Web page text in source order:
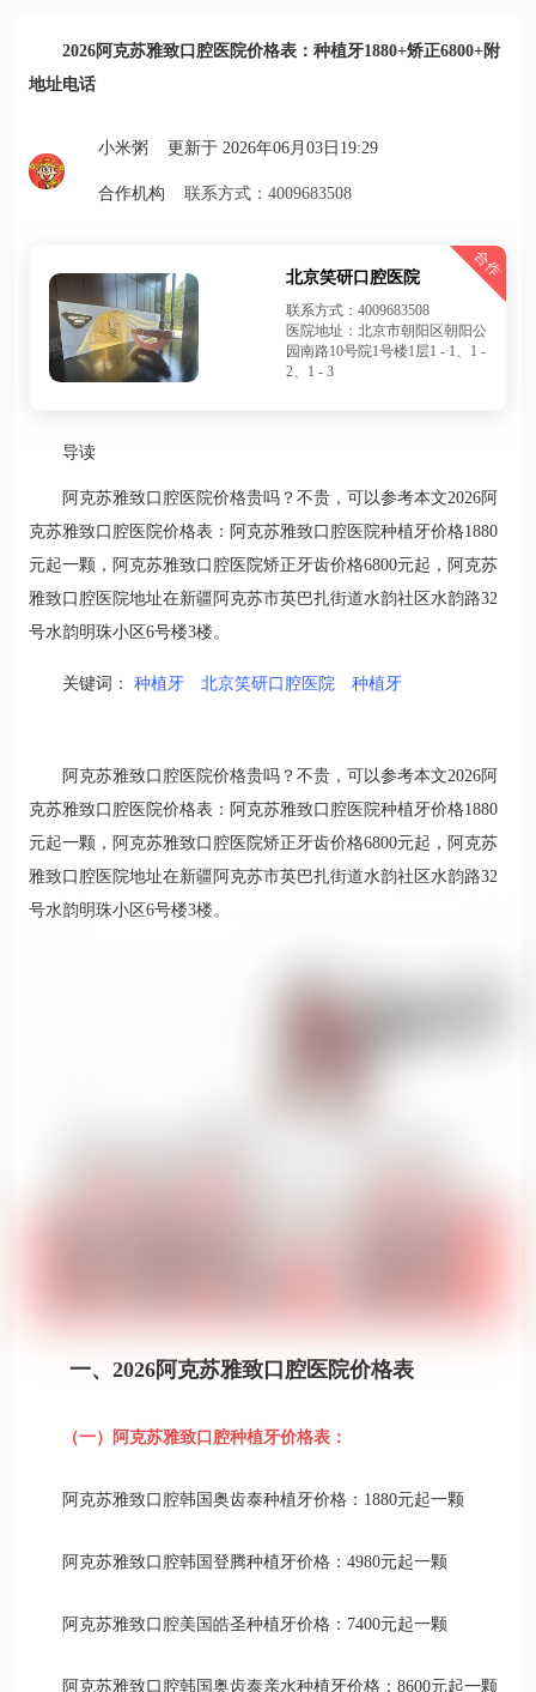
2026阿克苏雅致口腔医院价格表：种植牙1880+矫正6800+附
地址电话
小米粥 更新于 2026年06月03日19:29
合作机构 联系方式：4009683508
合作
北京笑研口腔医院
联系方式：4009683508
医院地址：北京市朝阳区朝阳公
园南路10号院1号楼1层1 - 1、1 -
2、1 - 3
导读
阿克苏雅致口腔医院价格贵吗？不贵，可以参考本文2026阿
克苏雅致口腔医院价格表：阿克苏雅致口腔医院种植牙价格1880
元起一颗，阿克苏雅致口腔医院矫正牙齿价格6800元起，阿克苏
雅致口腔医院地址在新疆阿克苏市英巴扎街道水韵社区水韵路32
号水韵明珠小区6号楼3楼。
关键词： 种植牙 北京笑研口腔医院 种植牙
阿克苏雅致口腔医院价格贵吗？不贵，可以参考本文2026阿
克苏雅致口腔医院价格表：阿克苏雅致口腔医院种植牙价格1880
元起一颗，阿克苏雅致口腔医院矫正牙齿价格6800元起，阿克苏
雅致口腔医院地址在新疆阿克苏市英巴扎街道水韵社区水韵路32
号水韵明珠小区6号楼3楼。
一、2026阿克苏雅致口腔医院价格表
（一）阿克苏雅致口腔种植牙价格表：
阿克苏雅致口腔韩国奥齿泰种植牙价格：1880元起一颗
阿克苏雅致口腔韩国登腾种植牙价格：4980元起一颗
阿克苏雅致口腔美国皓圣种植牙价格：7400元起一颗
阿克苏雅致口腔韩国奥齿泰亲水种植牙价格：8600元起一颗